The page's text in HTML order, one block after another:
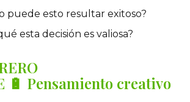
puede esto resultar exitoso?
esta decisión es valiosa?
🔋 Pensamiento creativo